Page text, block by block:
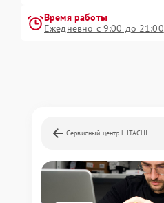
Время работы
Ежедневно с 9:00 до 21:00
Сервисный центр HITACHI